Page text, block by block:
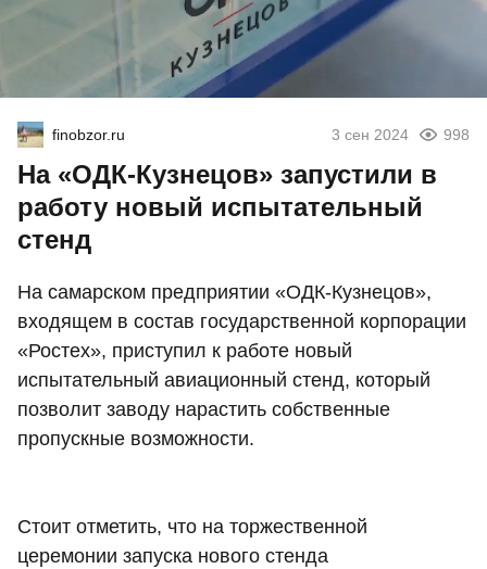
finobzor.ru 3 сен 2024 998
На «ОДК-Кузнецов» запустили в
работу новый испытательный
стенд
На самарском предприятии «ОДК-Кузнецов»,
входящем в состав государственной корпорации
«Ростех», приступил к работе новый
испытательный авиационный стенд, который
позволит заводу нарастить собственные
пропускные возможности.
Стоит отметить, что на торжественной
церемонии запуска нового стенда